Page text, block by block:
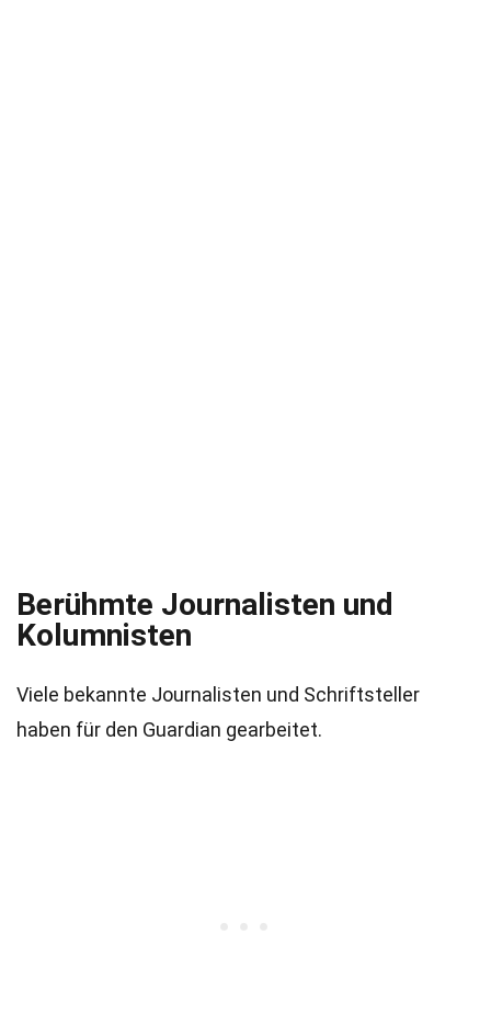
Berühmte Journalisten und
Kolumnisten
Viele bekannte Journalisten und Schriftsteller
haben für den Guardian gearbeitet.